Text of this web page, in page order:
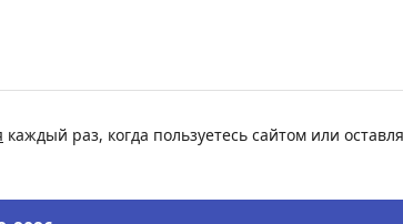
каждый раз, когда пользуетесь сайтом или